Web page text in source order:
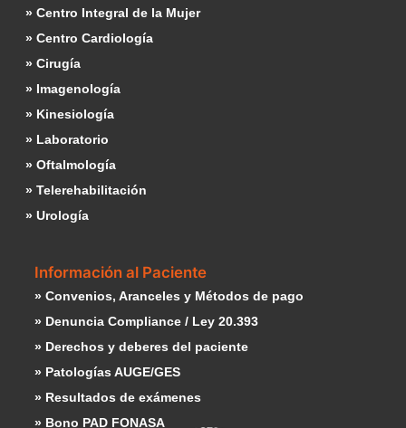
» Centro Integral de la Mujer
» Centro Cardiología
» Cirugía
» Imagenología
» Kinesiología
» Laboratorio
» Oftalmología
» Telerehabilitación
» Urología
Información al Paciente
» Convenios, Aranceles y Métodos de pago
» Denuncia Compliance / Ley 20.393
» Derechos y deberes del paciente
» Patologías AUGE/GES
» Resultados de exámenes
» Bono PAD FONASA